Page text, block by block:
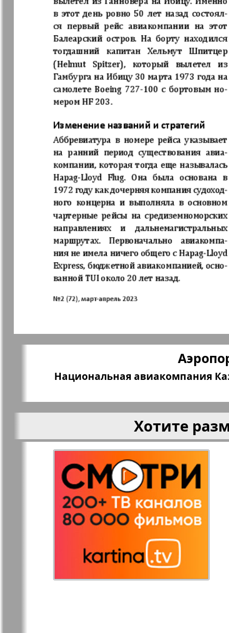
Домашний
кулинар
Домашний
ресторан
Европа экспресс
меридиан
Закон и люди
записки
Известия BW Изюм
Кенгуру Клан
Кругозор Кругозор
Le Voyageur Life in
Мир отдыха и
Наш мир
Остров там и тут
Ost-West
Panorama
Переселенец Подруга
Районка-Nord-Ost-
Районка-
Редакция Берлин
Редакция
Национальная авиакомпания
Хотите